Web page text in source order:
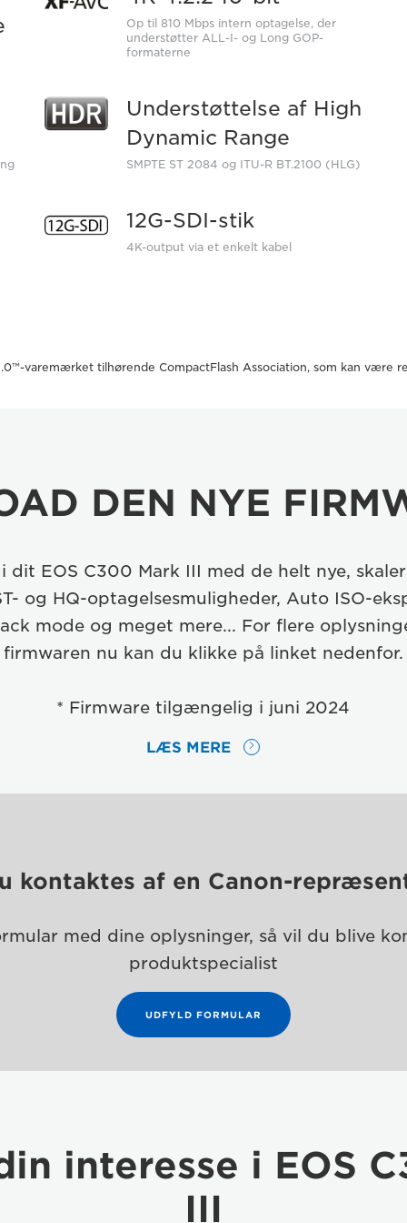
Op til 810 Mbps intern optagelse, der
understøtter ALL-I- og Long GOP-
formaterne
Understøttelse af High
Dynamic Range
SMPTE ST 2084 og ITU-R BT.2100 (HLG)
12G-SDI-stik
4K-output via et enkelt kabel
varemærket tilhørende CompactFlash Association, som kan være
DEN NYE
dit EOS C300 Mark III med de helt nye,
og HQ-optagelsesmuligheder, Auto ISO-
mode og meget mere... For flere
firmwaren nu kan du klikke på linket nedenfor.
* Firmware tilgængelig i juni 2024
LÆS MERE
kontaktes af en Canon-
med dine oplysninger, så vil du blive
produktspecialist
UDFYLD FORMULAR
interesse i EOS
III